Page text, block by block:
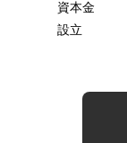
資本金
設立